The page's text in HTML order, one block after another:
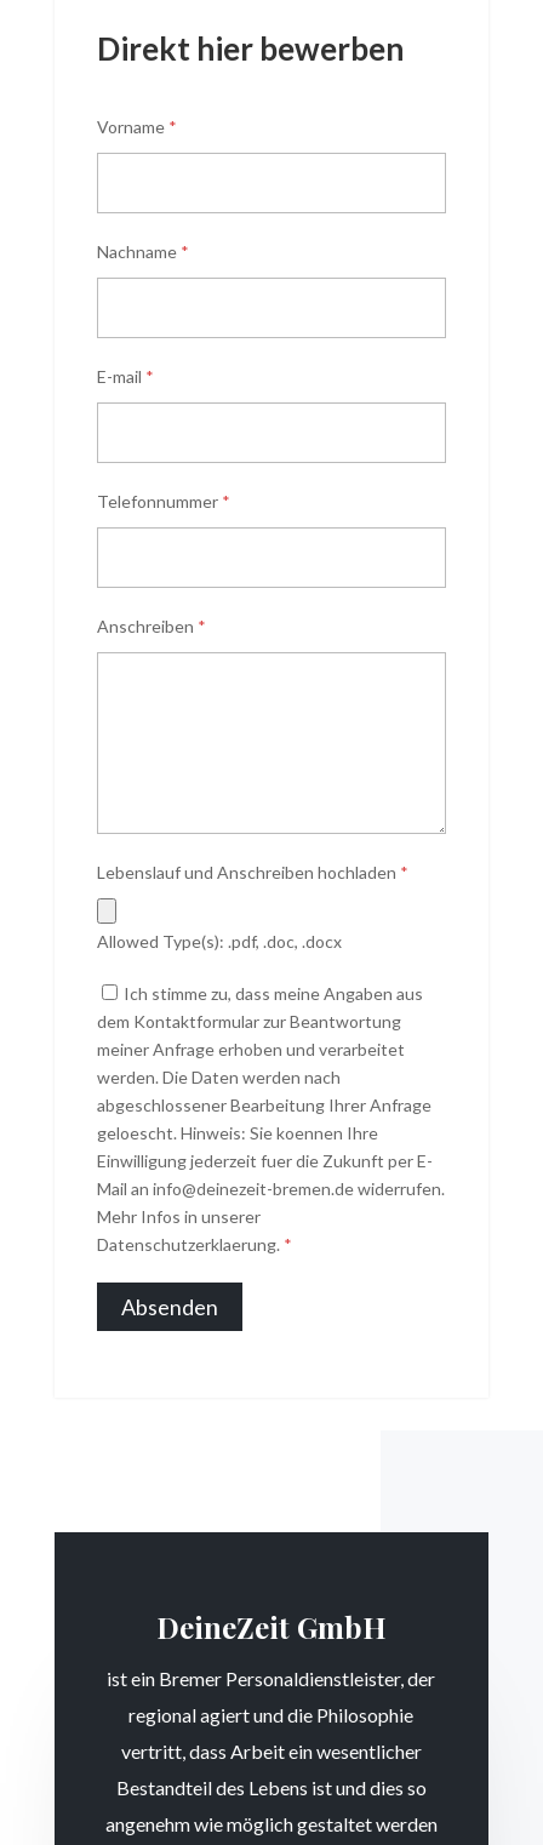
Direkt hier bewerben
Vorname *
Nachname *
E-mail *
Telefonnummer *
Anschreiben *
Lebenslauf und Anschreiben hochladen *
Allowed Type(s): .pdf, .doc, .docx
Ich stimme zu, dass meine Angaben aus
dem Kontaktformular zur Beantwortung
meiner Anfrage erhoben und verarbeitet
werden. Die Daten werden nach
abgeschlossener Bearbeitung Ihrer Anfrage
geloescht. Hinweis: Sie koennen Ihre
Einwilligung jederzeit fuer die Zukunft per E-
Mail an info@deinezeit-bremen.de widerrufen.
Mehr Infos in unserer
Datenschutzerklaerung. *
DeineZeit GmbH
ist ein Bremer Personaldienstleister, der
regional agiert und die Philosophie
vertritt, dass Arbeit ein wesentlicher
Bestandteil des Lebens ist und dies so
angenehm wie möglich gestaltet werden